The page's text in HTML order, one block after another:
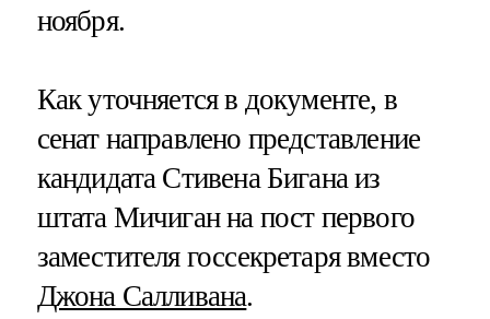
ноября.
Как уточняется в документе, в
сенат направлено представление
кандидата Стивена Бигана из
штата Мичиган на пост первого
заместителя госсекретаря вместо
Джона Салливана.